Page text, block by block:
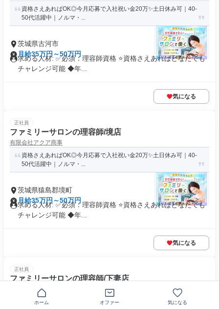
資格さえあればOK◎今月応募で入社祝い金20万✨️土日休み可｜40-
50代活躍中｜ノルマ・...
茨城県古河市
月給35万円～50万円
求める人材: ✅必須：理容師資格 ⭐️資格さえあればどなたでも
チャレンジ可能 ◆年...
気になる
正社員
ファミリーサロンの理容師/境店
有限会社アクア商事
資格さえあればOK◎今月応募で入社祝い金20万✨️土日休み可｜40-
50代活躍中｜ノルマ・...
茨城県猿島郡境町
月給35万円～50万円
求める人材: ✅必須：理容師資格 ⭐️資格さえあればどなたでも
チャレンジ可能 ◆年...
気になる
正社員
ファミリーサロンの理容師/下妻店
有限会社アクア商事
資格さえあればOK◎今月応募で入社祝い金20万✨️土日休み可｜40-
ホーム オファー 気になる